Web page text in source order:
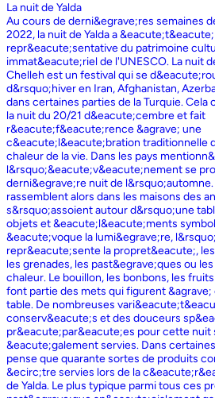
La nuit de Yalda
Au cours de derni&egrave;res semaines
2022, la nuit de Yalda a
repr&eacute;sentative du patrimoine
immat&eacute;riel de l'UNESCO. La nuit
Chelleh est un festival qui se
d&rsquo;hiver en Iran, Afghanistan,
dans certaines parties de la Turquie. Cela
la nuit du 20/21 d&eacute;cembre et fait
r&eacute;f&eacute;rence &agrave; une
c&eacute;l&eacute;bration traditionnelle
chaleur de la vie. Dans les pays
l&rsquo;&eacute;v&eacute;nement se
derni&egrave;re nuit de
rassemblent alors dans les maisons des
s&rsquo;assoient autour d&rsquo;une
objets et &eacute;l&eacute;ments
&eacute;voque la lumi&egrave;re,
repr&eacute;sente la propret&eacute;,
les grenades, les past&egrave;ques ou
chaleur. Le bouillon, les bonbons, les
font partie des mets qui figurent
table. De nombreuses
conserv&eacute;s et des douceurs
pr&eacute;par&eacute;es pour cette nuit
&eacute;galement servies. Dans
pense que quarante sortes de produits
&ecirc;tre servies lors de la
de Yalda. Le plus typique parmi tous ces